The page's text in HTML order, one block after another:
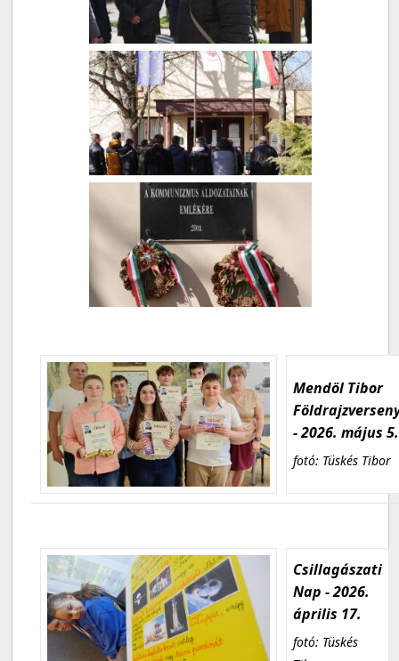
Mendöl Tibor
- 2026. május 5.
fotó: Tüskés Tibor
Csillagászati
Nap - 2026.
április 17.
fotó: Tüskés